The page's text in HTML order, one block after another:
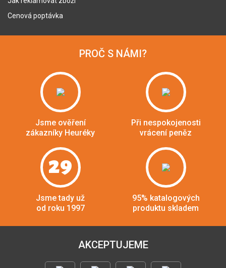
Cenová poptávka
PROČ S NÁMI?
Jsme ověření
zákazníky Heuréky
Při nespokojenosti
vrácení peněz
29
Jsme tady už
od roku 1997
95% katalogových
produktu skladem
AKCEPTUJEME